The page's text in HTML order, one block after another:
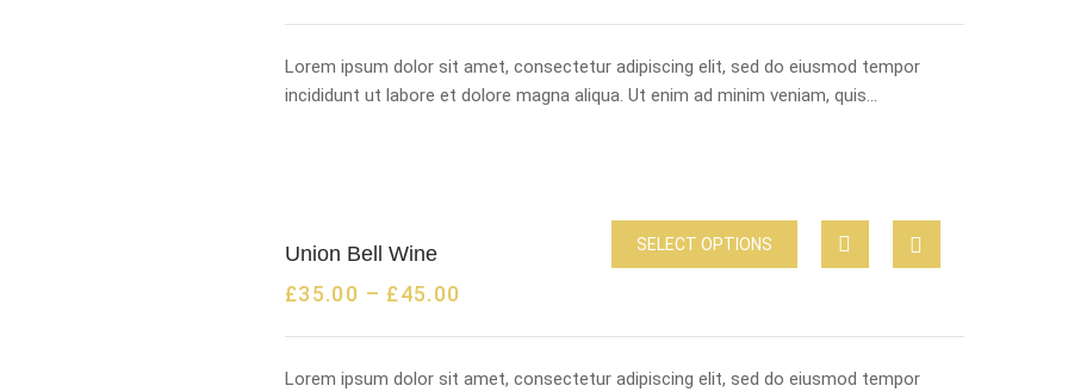
Lorem ipsum dolor sit amet, consectetur adipiscing elit, sed do eiusmod tempor
incididunt ut labore et dolore magna aliqua. Ut enim ad minim veniam, quis…
Union Bell Wine
£35.00 – £45.00
SELECT OPTIONS
Lorem ipsum dolor sit amet, consectetur adipiscing elit, sed do eiusmod tempor